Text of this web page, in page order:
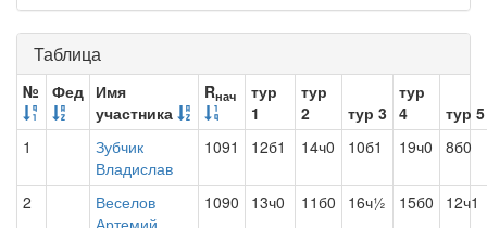
Таблица
№ Фед Имя
участника
Rнач
тур
1
тур
2
тур 3
тур
4
тур 5
1
Зубчик
Владислав
1091 12б1 14ч0 10б1 19ч0 8б0
2
Веселов
Артемий
1090 13ч0 11б0 16ч½ 15б0 12ч1